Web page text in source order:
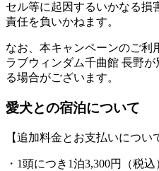
セル等に起因するいかなる損
責任を負いかねます。
なお、本キャンペーンのご利
ラブウィンダム千曲館 長野
る場合がございます。
愛犬との宿泊について
【追加料金とお支払いについ
・1頭につき1泊3,300円（税